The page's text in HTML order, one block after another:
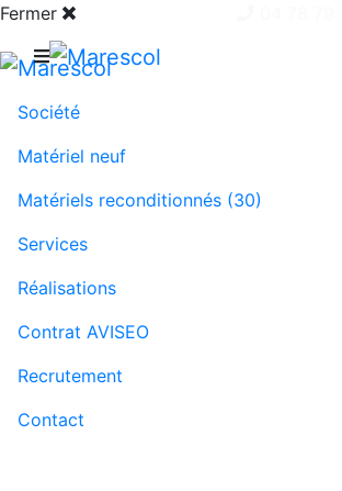
Fermer
Société
Matériel neuf
Matériels reconditionnés (30)
Services
Réalisations
Contrat AVISEO
Recrutement
Contact